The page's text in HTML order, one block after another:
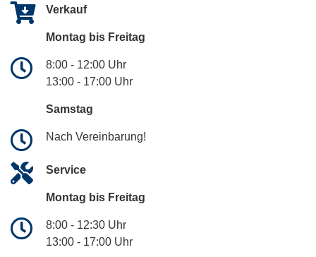
Verkauf
Montag bis Freitag
8:00 - 12:00 Uhr
13:00 - 17:00 Uhr
Samstag
Nach Vereinbarung!
Service
Montag bis Freitag
8:00 - 12:30 Uhr
13:00 - 17:00 Uhr